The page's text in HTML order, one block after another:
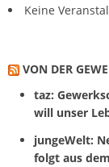
Keine
VON DER
taz:
will unser
jungeWelt:
folgt aus